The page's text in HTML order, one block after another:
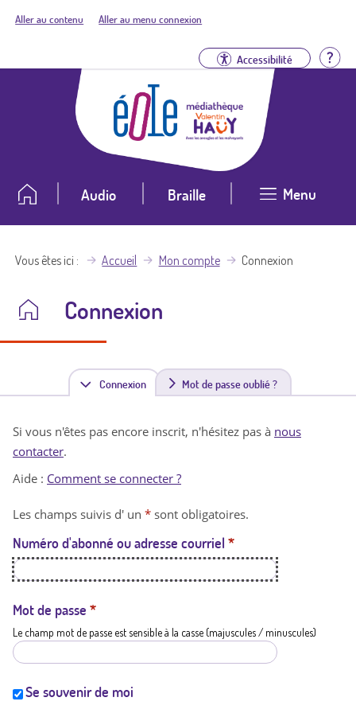
Aller au contenu Aller au menu connexion
Accessibilité
Audio Braille Menu
Vous êtes ici Accueil Mon compte Connexion
Connexion
Connexion(
n
t
a
t
i
Mot de passe oublié ?
Si vous n'êtes pas encore inscrit, n'hésitez pas à nous
contacter.
Aide : Comment se connecter ?
Les champs suivis d' un * sont obligatoires.
Numéro d'abonné ou adresse courriel *
Mot de passe *
Le champ mot de passe est sensible à la casse (majuscules / minuscules)
Se souvenir de moi